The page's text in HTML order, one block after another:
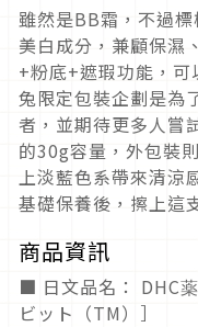
雖然是BB霜，不過
美白成分，兼顧保濕
+粉底+遮瑕功能，
兔限定包裝企劃是為
者，並期待更多人嘗
的30g容量，外包裝
上淡藍色系帶來清涼
基礎保養後，擦上這
商品資訊
■ 日文品名： DHC
ビット（TM）］